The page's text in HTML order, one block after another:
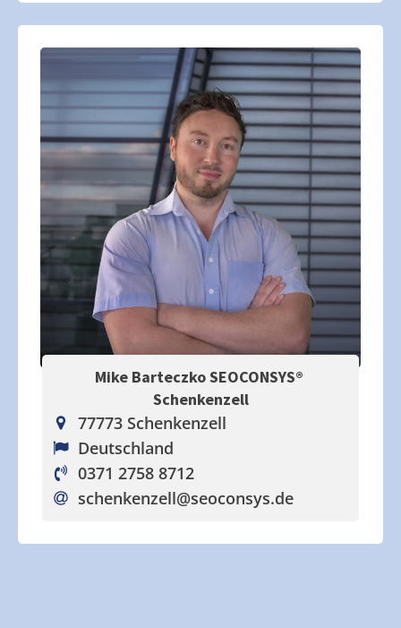
Mike Barteczko SEOCONSYS®
Schenkenzell
77773 Schenkenzell
Deutschland
0371 2758 8712
schenkenzell@seoconsys.de